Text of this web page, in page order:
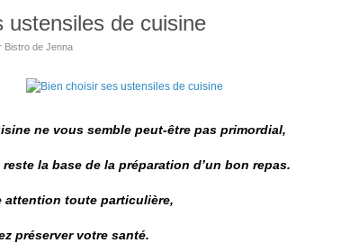
ustensiles de cuisine
Bistro de Jenna
ne vous semble peut-être pas primordial,
la base de la préparation d’un bon repas.
attention toute particulière,
préserver votre santé.